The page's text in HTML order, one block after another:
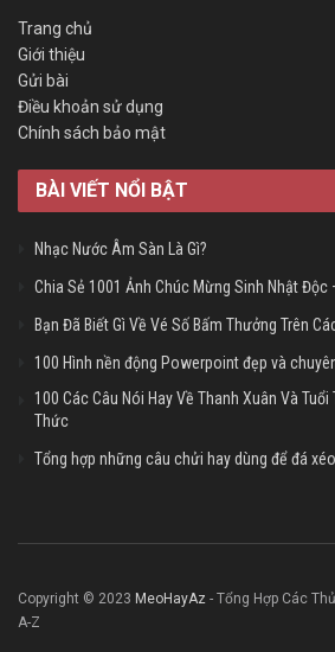
Trang chủ
Giới thiệu
Gửi bài
Điều khoản sử dụng
Chính sách bảo mật
BÀI VIẾT NỔI BẬT
Nhạc Nước Âm Sàn Là Gì?
Chia Sẻ 1001 Ảnh Chúc Mừng Sinh Nhật
Bạn Đã Biết Gì Về Vé Số Bấm Thưởng Trên
100 Hình nền động Powerpoint đẹp và
100 Các Câu Nói Hay Về Thanh Xuân Và
Thức
Tổng hợp những câu chửi hay dùng để đá
Copyright © 2023 MeoHayAz - Tổng Hợp Các
A-Z